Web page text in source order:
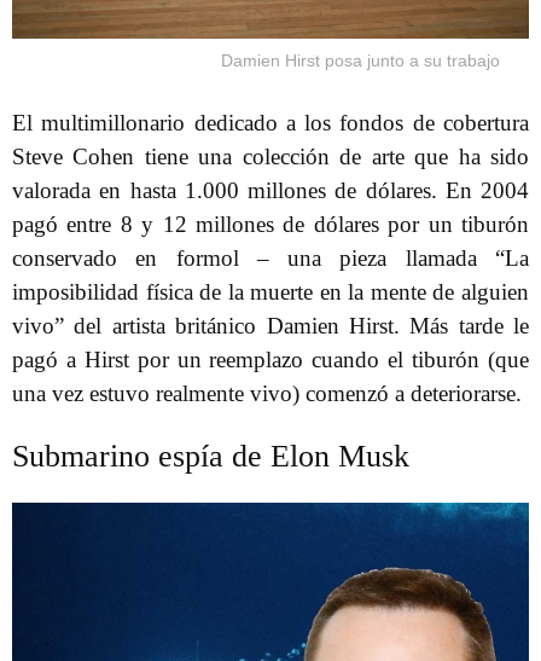
Damien Hirst posa junto a su trabajo
El multimillonario dedicado a los fondos de cobertura
Steve Cohen tiene una colección de arte que ha sido
valorada en hasta 1.000 millones de dólares. En 2004
pagó entre 8 y 12 millones de dólares por un tiburón
conservado en formol – una pieza llamada “La
imposibilidad física de la muerte en la mente de alguien
vivo” del artista británico Damien Hirst. Más tarde le
pagó a Hirst por un reemplazo cuando el tiburón (que
una vez estuvo realmente vivo) comenzó a deteriorarse.
Submarino espía de Elon Musk